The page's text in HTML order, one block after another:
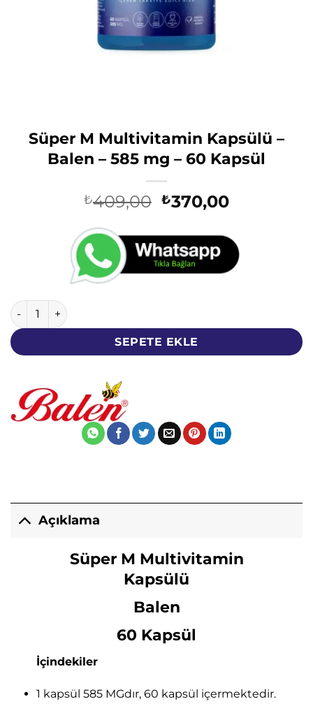
Süper M Multivitamin Kapsülü –
Balen – 585 mg – 60 Kapsül
₺409,00 Orijinal
₺409,00.
₺370,00Şu
fiyat:
₺370,00.
Süper M Multivitamin Kapsülü - Balen - 585 mg - 60
SEPETE EKLE
Açıklama
Süper M Multivitamin
Kapsülü
Balen
60 Kapsül
İçindekiler
1 kapsül 585 MGdır, 60 kapsül içermektedir.